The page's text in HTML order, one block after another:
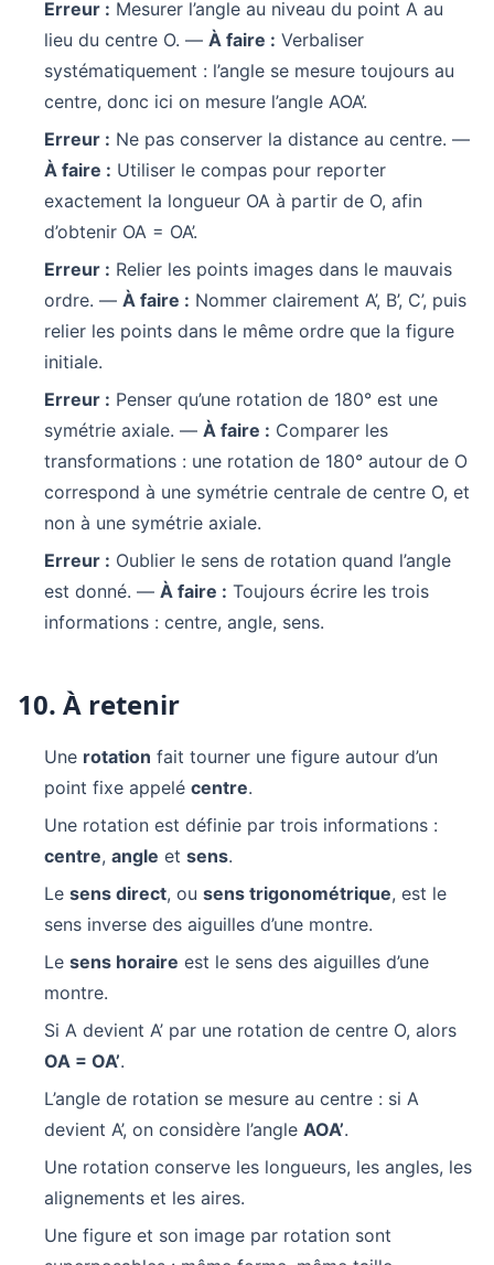
Erreur : Mesurer l’angle au niveau du point A au
lieu du centre O. — À faire : Verbaliser
systématiquement : l’angle se mesure toujours au
centre, donc ici on mesure l’angle AOA’.
Erreur : Ne pas conserver la distance au centre. —
À faire : Utiliser le compas pour reporter
exactement la longueur OA à partir de O, afin
d’obtenir OA = OA’.
Erreur : Relier les points images dans le mauvais
ordre. — À faire : Nommer clairement A’, B’, C’, puis
relier les points dans le même ordre que la figure
initiale.
Erreur : Penser qu’une rotation de 180° est une
symétrie axiale. — À faire : Comparer les
transformations : une rotation de 180° autour de O
correspond à une symétrie centrale de centre O, et
non à une symétrie axiale.
Erreur : Oublier le sens de rotation quand l’angle
est donné. — À faire : Toujours écrire les trois
informations : centre, angle, sens.
10. À retenir
Une rotation fait tourner une figure autour d’un
point fixe appelé centre.
Une rotation est définie par trois informations :
centre, angle et sens.
Le sens direct, ou sens trigonométrique, est le
sens inverse des aiguilles d’une montre.
Le sens horaire est le sens des aiguilles d’une
montre.
Si A devient A’ par une rotation de centre O, alors
OA = OA’.
L’angle de rotation se mesure au centre : si A
devient A’, on considère l’angle AOA’.
Une rotation conserve les longueurs, les angles, les
alignements et les aires.
Une figure et son image par rotation sont